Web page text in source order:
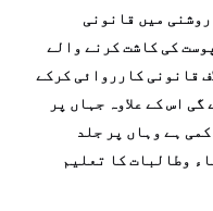
میں قانونی
کی کاشت کرنے والے
قانونی کارروائی کرکے
اس کے علاوہ جہاں پر
ہے وہاں پر جلد
وطالبات کا تعلیم